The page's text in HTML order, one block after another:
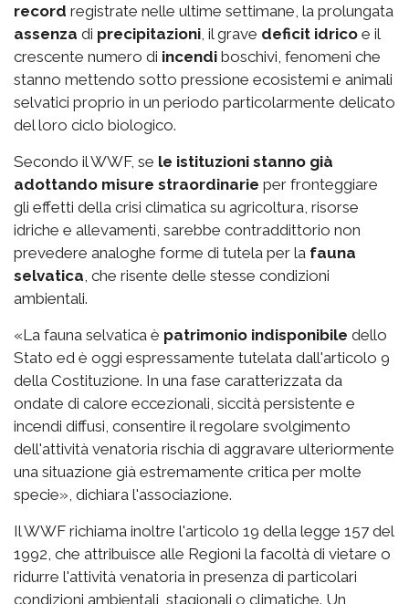
record registrate nelle ultime settimane, la prolungata
assenza di precipitazioni , il grave deficit idrico e il
crescente numero di incendi boschivi, fenomeni che
stanno mettendo sotto pressione ecosistemi e animali
selvatici proprio in un periodo particolarmente delicato
del loro ciclo biologico.
Secondo il WWF, se le istituzioni stanno già
adottando misure straordinarie per fronteggiare
gli effetti della crisi climatica su agricoltura, risorse
idriche e allevamenti, sarebbe contraddittorio non
prevedere analoghe forme di tutela per la fauna
selvatica , che risente delle stesse condizioni
ambientali.
«La fauna selvatica è patrimonio indisponibile dello
Stato ed è oggi espressamente tutelata dall'articolo 9
della Costituzione. In una fase caratterizzata da
ondate di calore eccezionali, siccità persistente e
incendi diffusi, consentire il regolare svolgimento
dell'attività venatoria rischia di aggravare ulteriormente
una situazione già estremamente critica per molte
specie», dichiara l'associazione.
Il WWF richiama inoltre l'articolo 19 della legge 157 del
1992, che attribuisce alle Regioni la facoltà di vietare o
ridurre l'attività venatoria in presenza di particolari
condizioni ambientali, stagionali o climatiche. Un